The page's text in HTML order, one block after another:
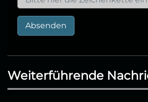
Absenden
Weiterführende